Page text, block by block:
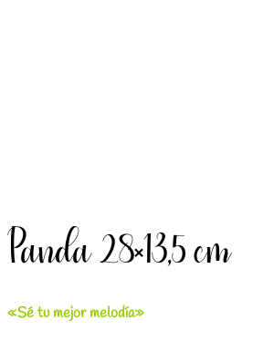
Panda 28×13,5 cm
«Sé tu mejor melodía»